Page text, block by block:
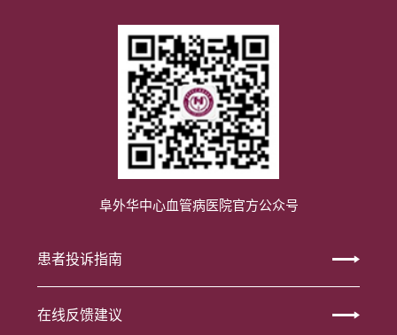
阜外华中心血管病医院官方公众号
患者投诉指南
在线反馈建议